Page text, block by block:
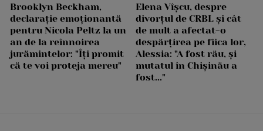
Brooklyn Beckham,
declarație emoționantă
pentru Nicola Peltz la un
an de la reînnoirea
jurămintelor: "Îți promit
că te voi proteja mereu"
Elena Vîșcu, despre
divorțul de CRBL și cât
de mult a afectat-o
despărțirea pe fiica lor,
Alessia: "A fost rău, și
mutatul în Chișinău a
fost..."